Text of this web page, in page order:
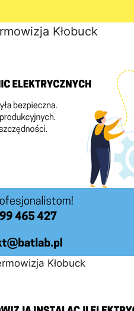
Kłobuck
Kłobuck